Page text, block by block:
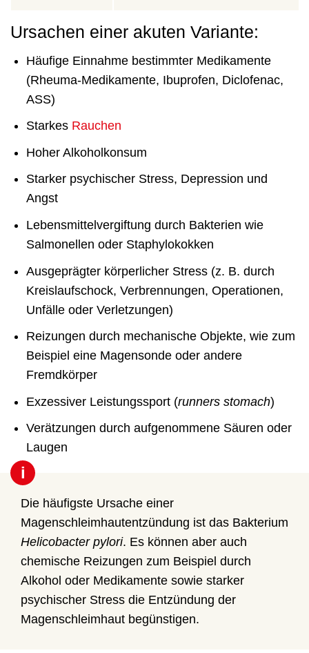
Ursachen einer akuten Variante:
Häufige Einnahme bestimmter Medikamente
(Rheuma-Medikamente, Ibuprofen, Diclofenac,
ASS)
Starkes Rauchen
Hoher Alkoholkonsum
Starker psychischer Stress, Depression und
Angst
Lebensmittelvergiftung durch Bakterien wie
Salmonellen oder Staphylokokken
Ausgeprägter körperlicher Stress (z. B. durch
Kreislaufschock, Verbrennungen, Operationen,
Unfälle oder Verletzungen)
Reizungen durch mechanische Objekte, wie zum
Beispiel eine Magensonde oder andere
Fremdkörper
Exzessiver Leistungssport (runners stomach)
Verätzungen durch aufgenommene Säuren oder
Laugen
i
Die häufigste Ursache einer
Magenschleimhautentzündung ist das Bakterium
Helicobacter pylori. Es können aber auch
chemische Reizungen zum Beispiel durch
Alkohol oder Medikamente sowie starker
psychischer Stress die Entzündung der
Magenschleimhaut begünstigen.